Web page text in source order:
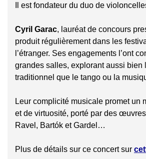
Il est fondateur du duo de
Cyril Garac, lauréat de concours
produit régulièrement dans les
l’étranger. Ses engagements l’ont
grandes salles, explorant aussi bien
traditionnel que le tango ou la
Leur complicité musicale promet un
et de virtuosité, porté par des
Ravel, Bartók et Gardel…
Plus de détails sur ce concert sur